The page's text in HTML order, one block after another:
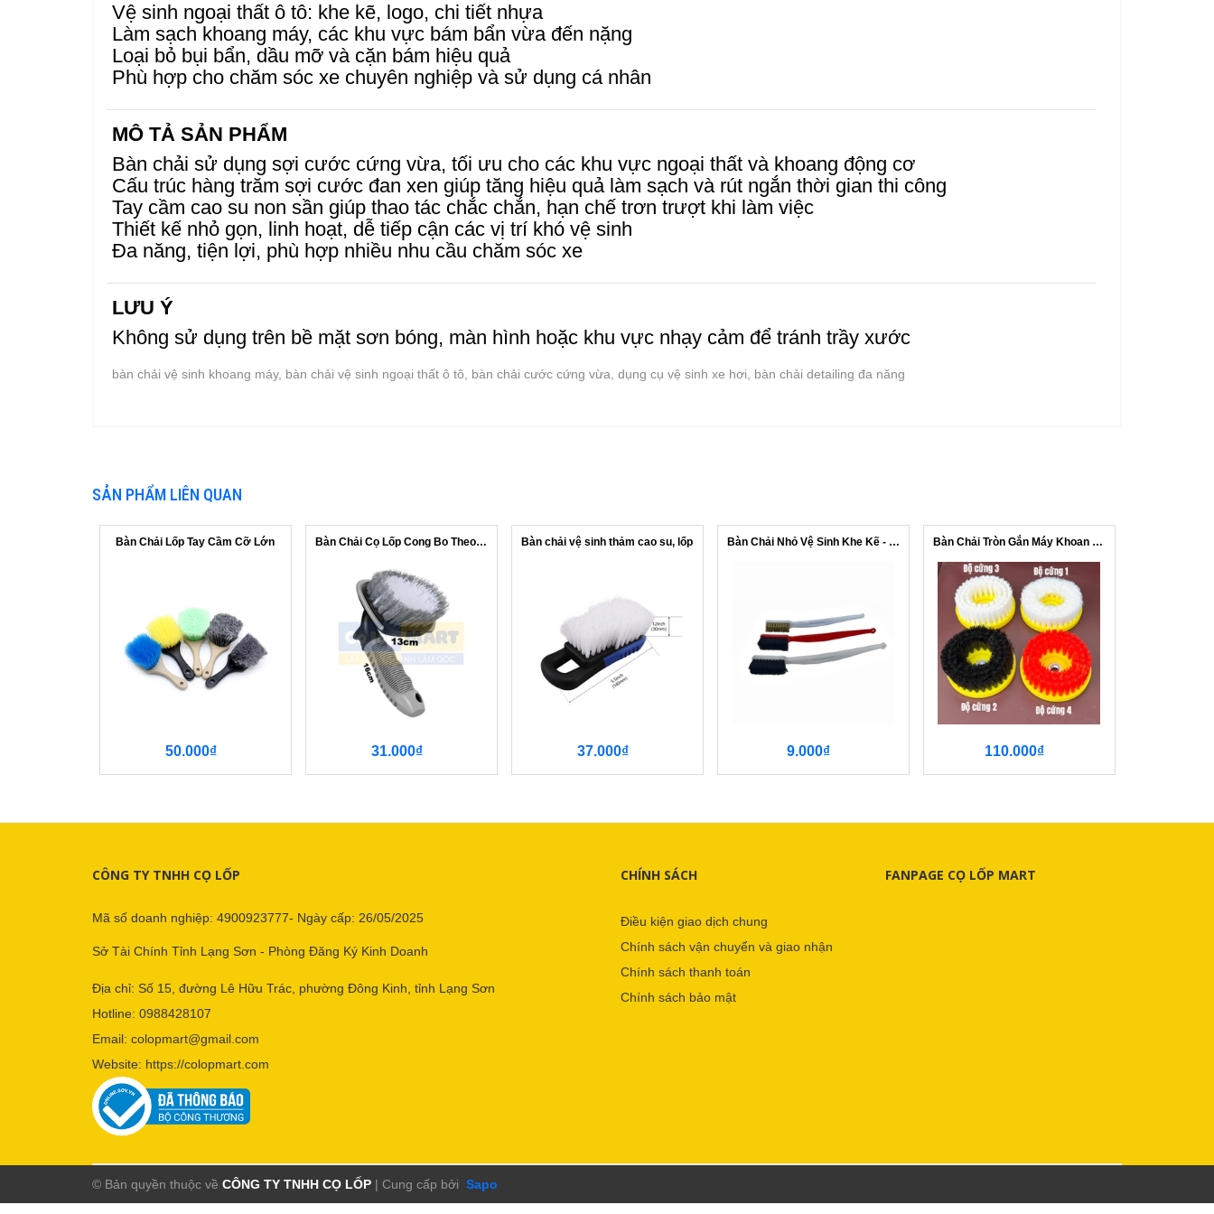
Vệ sinh ngoại thất ô tô: khe kẽ, logo, chi tiết nhựa
Làm sạch khoang máy, các khu vực bám bẩn vừa đến nặng
Loại bỏ bụi bẩn, dầu mỡ và cặn bám hiệu quả
Phù hợp cho chăm sóc xe chuyên nghiệp và sử dụng cá nhân
MÔ TẢ SẢN PHẨM
Bàn chải sử dụng sợi cước cứng vừa, tối ưu cho các khu vực ngoại thất và khoang động cơ
Cấu trúc hàng trăm sợi cước đan xen giúp tăng hiệu quả làm sạch và rút ngắn thời gian thi công
Tay cầm cao su non sần giúp thao tác chắc chắn, hạn chế trơn trượt khi làm việc
Thiết kế nhỏ gọn, linh hoạt, dễ tiếp cận các vị trí khó vệ sinh
Đa năng, tiện lợi, phù hợp nhiều nhu cầu chăm sóc xe
LƯU Ý
Không sử dụng trên bề mặt sơn bóng, màn hình hoặc khu vực nhạy cảm để tránh trầy xước
bàn chải vệ sinh khoang máy, bàn chải vệ sinh ngoại thất ô tô, bàn chải cước cứng vừa, dụng cụ vệ sinh xe hơi, bàn chải detailing đa năng
SẢN PHẨM LIÊN QUAN
Bàn Chải Lốp Tay Cầm Cỡ Lớn
50.000₫
Bàn Chải Cọ Lốp Cong Bo Theo Vành Lốp...
31.000₫
Bàn chải vệ sinh thảm cao su, lốp
37.000₫
Bàn Chải Nhỏ Vệ Sinh Khe Kẽ - Sợi Đồn...
9.000₫
Bàn Chải Tròn Gắn Máy Khoan - Máy Đán...
110.000₫
CÔNG TY TNHH CỌ LỐP
Mã số doanh nghiệp: 4900923777- Ngày cấp: 26/05/2025
Sở Tài Chính Tỉnh Lạng Sơn - Phòng Đăng Ký Kinh Doanh
Địa chỉ: Số 15, đường Lê Hữu Trác, phường Đông Kinh, tỉnh Lạng Sơn
Hotline: 0988428107
Email: colopmart@gmail.com
Website: https://colopmart.com
CHÍNH SÁCH
Điều kiện giao dịch chung
Chính sách vận chuyển và giao nhận
Chính sách thanh toán
Chính sách bảo mật
FANPAGE CỌ LỐP MART
© Bản quyền thuộc về CÔNG TY TNHH CỌ LỐP | Cung cấp bởi Sapo